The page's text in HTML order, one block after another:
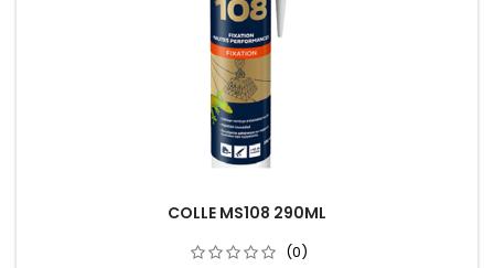
COLLE MS108 290ML
(0)